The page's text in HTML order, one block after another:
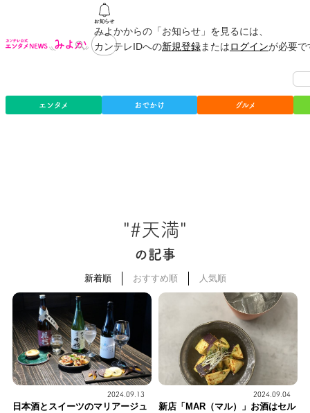
みよかからの「お知らせ」を見るには、
カンテレIDへの新規登録またはログインが必要
エンタメ おでかけ グルメ
"#天満"
の記事
新着順 おすすめ順 人気順
2024.09.13
日本酒とスイーツのマリアージュ
2024.09.04
新店「MAR（マル）」お酒はセル